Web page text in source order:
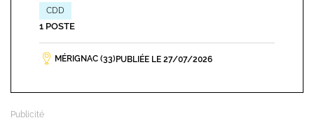
CDD
1 POSTE
MÉRIGNAC (33) PUBLIÉE LE 27/07/2026